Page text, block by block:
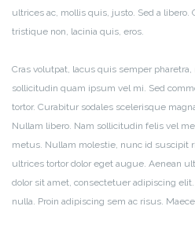
ultrices ac, mollis quis, justo. Sed a libero.
tristique non, lacinia quis, eros.
Cras volutpat, lacus quis semper
sollicitudin quam ipsum vel mi. Sed
tortor. Curabitur sodales scelerisque
Nullam libero. Nam sollicitudin felis vel
metus. Nullam molestie, nunc id suscipit
ultrices tortor dolor eget augue. Aenean
dolor sit amet, consectetuer adipiscing
nulla. Proin adipiscing sem ac risus.